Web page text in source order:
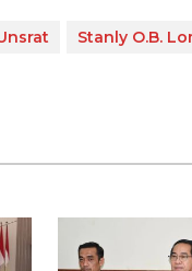
Stanly O.B.